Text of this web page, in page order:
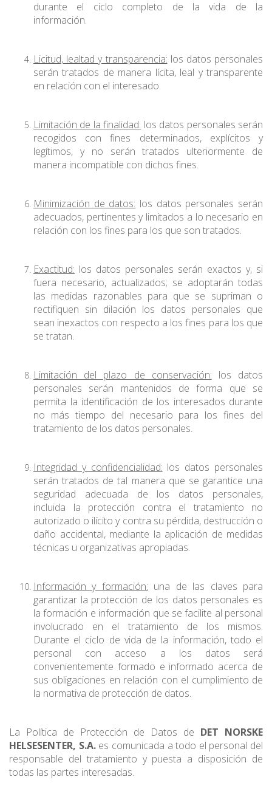
durante el ciclo completo de la vida de la
información.
Licitud, lealtad y transparencia: los datos personales
serán tratados de manera lícita, leal y transparente
en relación con el interesado.
Limitación de la finalidad: los datos personales serán
recogidos con fines determinados, explícitos y
legítimos, y no serán tratados ulteriormente de
manera incompatible con dichos fines.
Minimización de datos: los datos personales serán
adecuados, pertinentes y limitados a lo necesario en
relación con los fines para los que son tratados.
Exactitud: los datos personales serán exactos y, si
fuera necesario, actualizados; se adoptarán todas
las medidas razonables para que se supriman o
rectifiquen sin dilación los datos personales que
sean inexactos con respecto a los fines para los que
se tratan.
Limitación del plazo de conservación: los datos
personales serán mantenidos de forma que se
permita la identificación de los interesados durante
no más tiempo del necesario para los fines del
tratamiento de los datos personales.
Integridad y confidencialidad: los datos personales
serán tratados de tal manera que se garantice una
seguridad adecuada de los datos personales,
incluida la protección contra el tratamiento no
autorizado o ilícito y contra su pérdida, destrucción o
daño accidental, mediante la aplicación de medidas
técnicas u organizativas apropiadas.
Información y formación: una de las claves para
garantizar la protección de los datos personales es
la formación e información que se facilite al personal
involucrado en el tratamiento de los mismos.
Durante el ciclo de vida de la información, todo el
personal con acceso a los datos será
convenientemente formado e informado acerca de
sus obligaciones en relación con el cumplimiento de
la normativa de protección de datos.
La Política de Protección de Datos de DET NORSKE
HELSESENTER, S.A.es comunicada a todo el personal del
responsable del tratamiento y puesta a disposición de
todas las partes interesadas.